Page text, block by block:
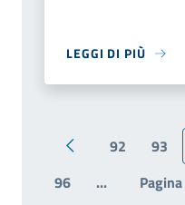
LEGGI DI PIÙ
Pagina precedente
92 93
96
... Pagina